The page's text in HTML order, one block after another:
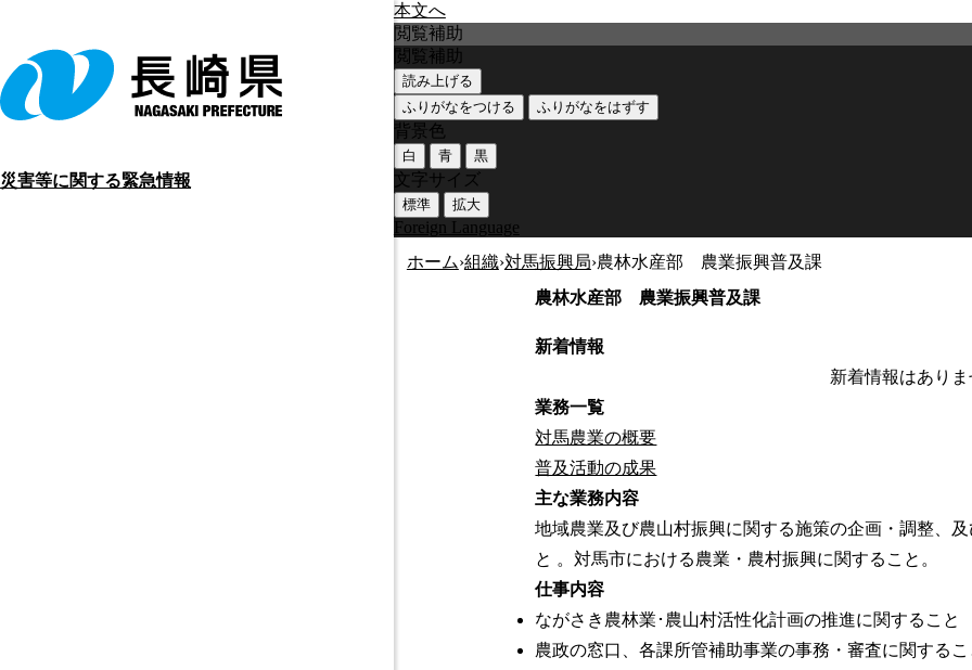
本文へ
災害等に関する緊急情報
閲覧補助
閲覧補助
読み上げる
ふりがなをつける
ふりがなをはずす
背景色
白 青 黒
文字サイズ
標準 拡大
Foreign Language
ホーム›組織›対馬振興局›農林水産部 農業振興普及課
農林水産部 農業振興普及課
新着情報
新着情報はあり
業務一覧
対馬農業の概要
普及活動の成果
主な業務内容
地域農業及び農山村振興に関する施策の企画・調整、
と 。対馬市における農業・農村振興に関すること。
仕事内容
ながさき農林業･農山村活性化計画の推進に関すること
農政の窓口、各課所管補助事業の事務・審査に関する